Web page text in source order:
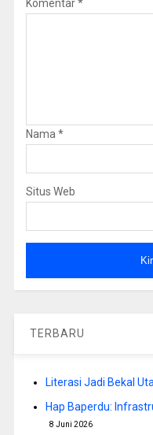
Komentar*
Nama *
Situs Web
TERBARU
Literasi Jadi Bekal
Hap Baperdu:
8 Juni 2026